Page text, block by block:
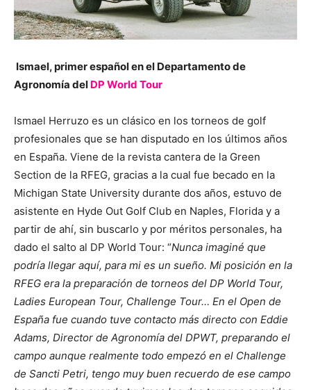
Ismael, primer español en el Departamento de
Agronomía del DP World Tour
Ismael Herruzo es un clásico en los torneos de golf
profesionales que se han disputado en los últimos años
en España. Viene de la revista cantera de la Green
Section de la RFEG, gracias a la cual fue becado en la
Michigan State University durante dos años, estuvo de
asistente en Hyde Out Golf Club en Naples, Florida y a
partir de ahí, sin buscarlo y por méritos personales, ha
dado el salto al DP World Tour: “Nunca imaginé que
podría llegar aquí, para mi es un sueño. Mi posición en la
RFEG era la preparación de torneos del DP World Tour,
Ladies European Tour, Challenge Tour… En el Open de
España fue cuando tuve contacto más directo con Eddie
Adams, Director de Agronomía del DPWT, preparando el
campo aunque realmente todo empezó en el Challenge
de Sancti Petri, tengo muy buen recuerdo de ese campo